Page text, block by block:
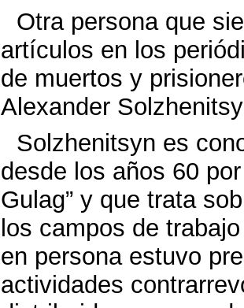
Otra persona que
artículos en los
de muertos y
Alexander
Solzhenitsyn es
desde los años 60
Gulag” y que trata
los campos de
en persona estuvo
actividades